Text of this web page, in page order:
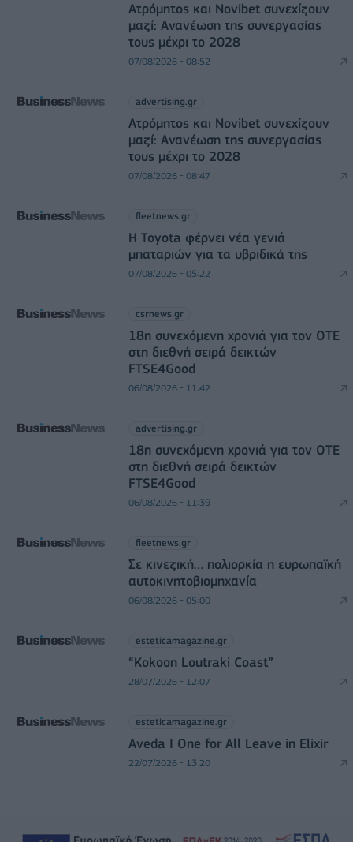
Ατρόμητος και Novibet συνεχίζουν
μαζί: Ανανέωση της συνεργασίας
τους μέχρι το 2028
07/08/2026 - 08:52
advertising.gr
Ατρόμητος και Novibet συνεχίζουν
μαζί: Ανανέωση της συνεργασίας
τους μέχρι το 2028
07/08/2026 - 08:47
fleetnews.gr
Η Toyota φέρνει νέα γενιά
μπαταριών για τα υβριδικά της
07/08/2026 - 05:22
csrnews.gr
18η συνεχόμενη χρονιά για τον ΟΤΕ
στη διεθνή σειρά δεικτών
FTSE4Good
06/08/2026 - 11:42
advertising.gr
18η συνεχόμενη χρονιά για τον ΟΤΕ
στη διεθνή σειρά δεικτών
FTSE4Good
06/08/2026 - 11:39
fleetnews.gr
Σε κινεζική… πολιορκία η ευρωπαϊκή
αυτοκινητοβιομηχανία
06/08/2026 - 05:00
esteticamagazine.gr
“Kokoon Loutraki Coast”
28/07/2026 - 12:07
esteticamagazine.gr
Aveda I One for All Leave in Elixir
22/07/2026 - 13:20